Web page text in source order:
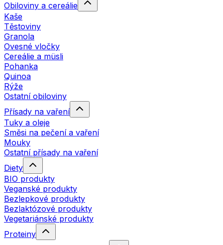
Obiloviny a cereálie
Kaše
Těstoviny
Granola
Ovesné vločky
Cereálie a müsli
Pohanka
Quinoa
Rýže
Ostatní obiloviny
Přísady na vaření
Tuky a oleje
Směsi na pečení a vaření
Mouky
Ostatní přísady na vaření
Diety
BIO produkty
Veganské produkty
Bezlepkové produkty
Bezlaktózové produkty
Vegetariánské produkty
Proteiny